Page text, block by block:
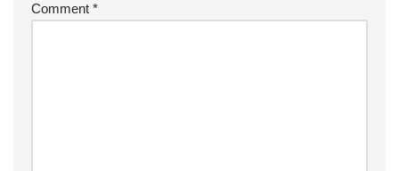
Comment *